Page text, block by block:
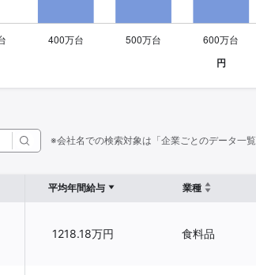
※会社名での検索対象は「企業ごとのデータ一
平均年間給与 業種
1218.18万円
食料品